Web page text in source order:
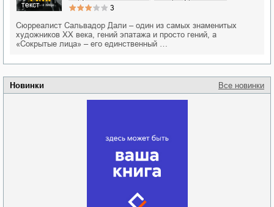
Новинки Все новинки
текст 3
Сюрреалист Сальвадор Дали – один из самых знаменитых
художников XX века, гений эпатажа и просто гений, а
«Сокрытые лица» – его единственный …